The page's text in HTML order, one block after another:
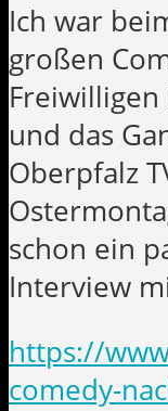
Ich war
großen
und das
Oberpfalz
schon ein
Interview
https://
comedy-